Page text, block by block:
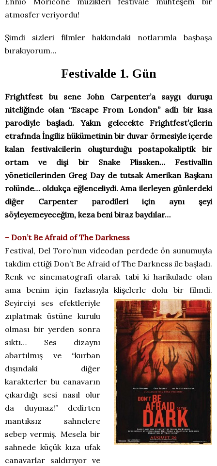
atmosfer veriyordu!
Şimdi sizleri filmler hakkındaki notlarımla başbaşa
bırakıyorum…
Festivalde 1. Gün
Frightfest bu sene John Carpenter’a saygı duruşu
niteliğinde olan “Escape From London” adlı bir kısa
parodiyle başladı. Yakın gelecekte Frightfest’çilerin
etrafında İngiliz hükümetinin bir duvar örmesiyle içerde
kalan festivalcilerin oluşturduğu postapokaliptik bir
ortam ve dişi bir Snake Plissken… Festivallin
yöneticilerinden Greg Day de tutsak Amerikan Başkanı
rolünde… oldukça eğlenceliydi. Ama ilerleyen günlerdeki
diğer Carpenter parodileri için aynı şeyi
söyleyemeyeceğim, keza beni biraz baydılar…
– Don’t Be Afraid of The Darkness
Festival, Del Toro’nun videodan perdede ön sunumuyla
takdim ettiği Don’t Be Afraid of The Darkness ile başladı.
Renk ve sinematografi olarak tabi ki harikulade olan
ama benim için fazlasıyla klişelerle dolu bir filmdi.
Seyirciyi ses efektleriyle
zıplatmak üstüne kurulu
olması bir yerden sonra
sıktı… Ses dizaynı
abartılmış ve “kurban
dışındaki diğer
karakterler bu canavarın
çıkardığı sesi nasıl olur
da duymaz!” dedirten
mantıksız sahnelere
sebep vermiş. Mesela bir
sahnede küçük kıza ufak
canavarlar saldırıyor ve